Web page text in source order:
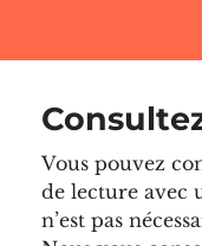
Vous pouvez
de lecture avec
n’est pas